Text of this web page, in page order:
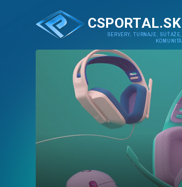
CSPORTAL.SK
SERVERY, TURNAJE, SÚŤAŽE,
KOMUNITA